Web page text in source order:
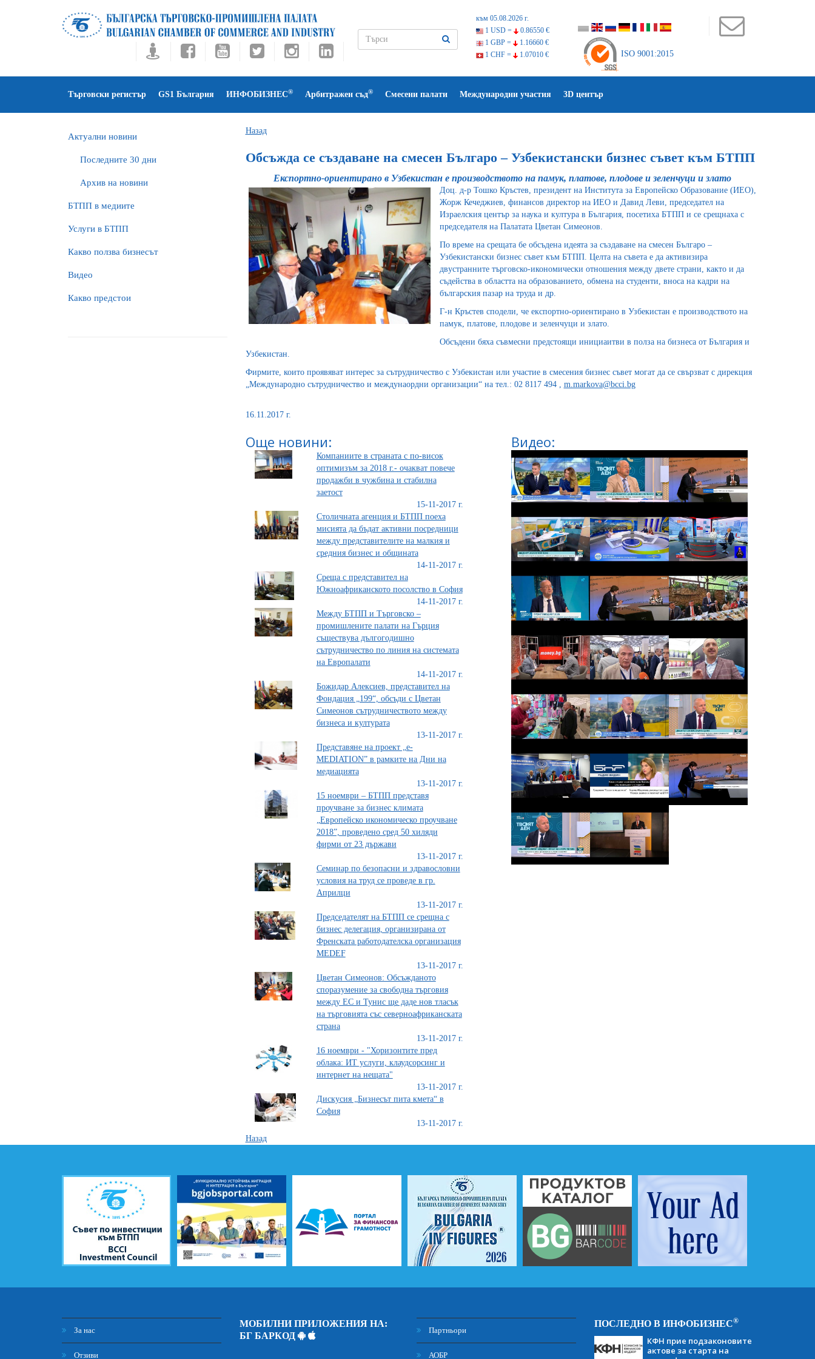
към 05.08.2026 г.
1 USD =
0.86550 €
1 GBP =
1.16660 €
1 CHF =
1.07010 € ISO 9001:2015
Търговски регистър GS1 България ИНФОБИЗНЕС® Арбитражен съд® Смесени палати Международни участия 3D център
Актуални новини
Последните 30 дни
Архив на новини
БTПП в медиите
Услуги в БТПП
Какво ползва бизнесът
Видео
Какво предстои
Назад
Обсъжда се създаване на смесен Българо – Узбекистански бизнес съвет към БТПП
Експортно-ориентирано в Узбекистан е производството на памук, платове, плодове и зеленчуци и злато
Доц. д-р Тошко Кръстев, президент на Института за Европейско Образование (ИЕО),
Жорж Кечеджиев, финансов директор на ИЕО и Давид Леви, председател на
Израелския център за наука и култура в България, посетиха БТПП и се срещнаха с
председателя на Палатата Цветан Симеонов.
По време на срещата бе обсъдена идеята за създаване на смесен Българо –
Узбекистански бизнес съвет към БТПП. Целта на съвета е да активизира
двустранните търговско-икономически отношения между двете страни, както и да
съдейства в областта на образованието, обмена на студенти, вноса на кадри на
българския пазар на труда и др.
Г-н Кръстев сподели, че експортно-ориентирано в Узбекистан е производството на
памук, платове, плодове и зеленчуци и злато.
Обсъдени бяха съвмесни предстоящи инициаитви в полза на бизнеса от България и
Узбекистан.
Фирмите, които проявяват интерес за сътрудничество с Узбекистан или участие в смесения бизнес съвет могат да се свързват с дирекция
„Международно сътрудничество и междунаордни организации“ на тел.: 02 8117 494 , m.markova@bcci.bg
16.11.2017 г.
Още новини:
Компаниите в страната с по-висок
оптимизъм за 2018 г.- очакват повече
продажби в чужбина и стабилна
заетост
15-11-2017 г.
Столичната агенция и БТПП поеха
мисията да бъдат активни посредници
между представителите на малкия и
средния бизнес и общината
14-11-2017 г.
Среща с представител на
Южноафриканското посолство в София
14-11-2017 г.
Между БТПП и Търговско –
промишлените палати на Гърция
съществува дългогодишно
сътрудничество по линия на системата
на Европалати
14-11-2017 г.
Божидар Алексиев, представител на
Фондация „199“, обсъди с Цветан
Симеонов сътрудничеството между
бизнеса и културата
13-11-2017 г.
Представяне на проект „е-
MEDIATION” в рамките на Дни на
медиацията
13-11-2017 г.
15 ноември – БТПП представя
проучване за бизнес климата
„Европейско икономическо проучване
2018”, проведено сред 50 хиляди
фирми от 23 държави
13-11-2017 г.
Семинар по безопасни и здравословни
условия на труд се проведе в гр.
Априлци
13-11-2017 г.
Председателят на БТПП се срещна с
бизнес дeлeгaция, организирана от
Френската работодателска организация
МЕDЕF
13-11-2017 г.
Цветан Симеонов: Обсъжданото
споразумение за свободна търговия
между ЕС и Тунис ще даде нов тласък
на търговията със северноафриканската
страна
13-11-2017 г.
16 ноември - "Хоризонтите пред
облака: ИТ услуги, клаудсорсинг и
интернет на нещата"
13-11-2017 г.
Дискусия „Бизнесът пита кмета“ в
София
13-11-2017 г.
Видео:
Назад
За нас
Отзиви
МОБИЛНИ ПРИЛОЖЕНИЯ НА:
БГ БАРКОД
Партньори
АОБР
ПОСЛЕДНО В ИНФОБИЗНЕС®
КФН прие подзаконовите
актове за старта на